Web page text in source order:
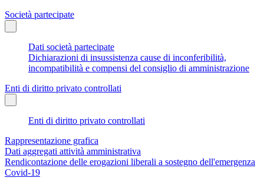
Società partecipate
Dati società partecipate
Dichiarazioni di insussistenza cause di inconferibilità,
incompatibilità e compensi del consiglio di amministrazione
Enti di diritto privato controllati
Enti di diritto privato controllati
Rappresentazione grafica
Dati aggregati attività amministrativa
Rendicontazione delle erogazioni liberali a sostegno dell'emergenza
Covid-19